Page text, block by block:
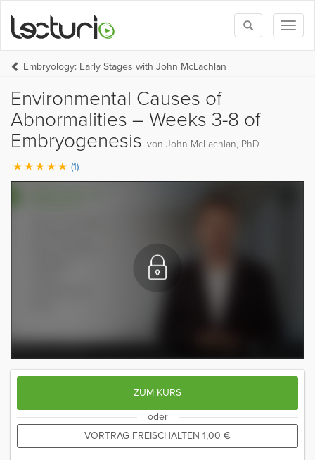
Toggle
search
Embryology: Early Stages with John McLachlan
Environmental Causes of
Abnormalities – Weeks 3-8 of
Embryogenesis von John McLachlan, PhD
(1)
ZUM KURS
oder
VORTRAG FREISCHALTEN 1,00 €